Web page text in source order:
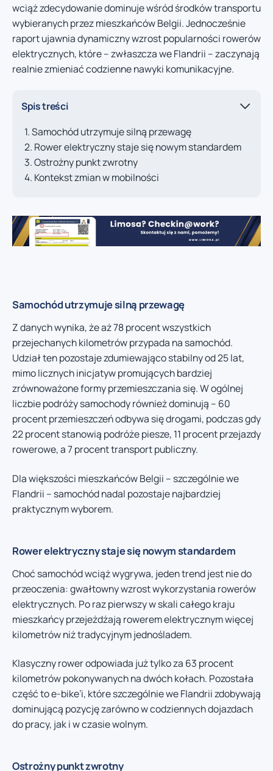
wciąż zdecydowanie dominuje wśród środków transportu
wybieranych przez mieszkańców Belgii. Jednocześnie
raport ujawnia dynamiczny wzrost popularności rowerów
elektrycznych, które – zwłaszcza we Flandrii – zaczynają
realnie zmieniać codzienne nawyki komunikacyjne.
Spis treści
Samochód utrzymuje silną przewagę
Rower elektryczny staje się nowym standardem
Ostrożny punkt zwrotny
Kontekst zmian w mobilności
Samochód utrzymuje silną przewagę
Z danych wynika, że aż 78 procent wszystkich
przejechanych kilometrów przypada na samochód.
Udział ten pozostaje zdumiewająco stabilny od 25 lat,
mimo licznych inicjatyw promujących bardziej
zrównoważone formy przemieszczania się. W ogólnej
liczbie podróży samochody również dominują – 60
procent przemieszczeń odbywa się drogami, podczas gdy
22 procent stanowią podróże piesze, 11 procent przejazdy
rowerowe, a 7 procent transport publiczny.
Dla większości mieszkańców Belgii – szczególnie we
Flandrii – samochód nadal pozostaje najbardziej
praktycznym wyborem.
Rower elektryczny staje się nowym standardem
Choć samochód wciąż wygrywa, jeden trend jest nie do
przeoczenia: gwałtowny wzrost wykorzystania rowerów
elektrycznych. Po raz pierwszy w skali całego kraju
mieszkańcy przejeżdżają rowerem elektrycznym więcej
kilometrów niż tradycyjnym jednośladem.
Klasyczny rower odpowiada już tylko za 63 procent
kilometrów pokonywanych na dwóch kołach. Pozostała
część to e-bike’i, które szczególnie we Flandrii zdobywają
dominującą pozycję zarówno w codziennych dojazdach
do pracy, jak i w czasie wolnym.
Ostrożny punkt zwrotny